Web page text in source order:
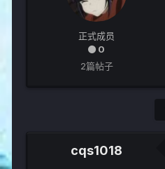
正式成员
0
2篇帖子
cqs1018